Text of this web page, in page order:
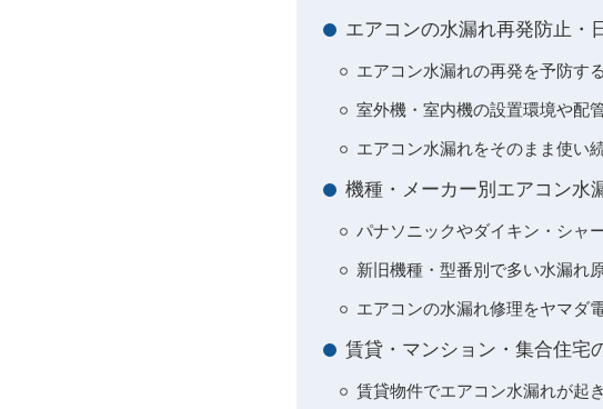
エアコンの水漏れ再発防止・
エアコン水漏れの再発を予防す
室外機・室内機の設置環境や配
エアコン水漏れをそのまま使い
機種・メーカー別エアコン水
パナソニックやダイキン・シャ
新旧機種・型番別で多い水漏れ
エアコンの水漏れ修理をヤマダ
賃貸・マンション・集合住宅
賃貸物件でエアコン水漏れが起